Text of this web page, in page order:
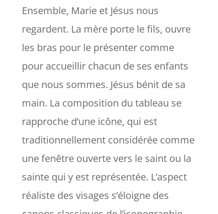
Ensemble, Marie et Jésus nous
regardent. La mère porte le fils, ouvre
les bras pour le présenter comme
pour accueillir chacun de ses enfants
que nous sommes. Jésus bénit de sa
main. La composition du tableau se
rapproche d’une icône, qui est
traditionnellement considérée comme
une fenêtre ouverte vers le saint ou la
sainte qui y est représentée. L’aspect
réaliste des visages s’éloigne des